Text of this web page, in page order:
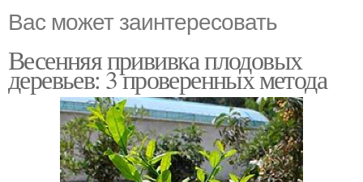
Вас может заинтересовать
Весенняя прививка плодовых
деревьев: 3 проверенных метода